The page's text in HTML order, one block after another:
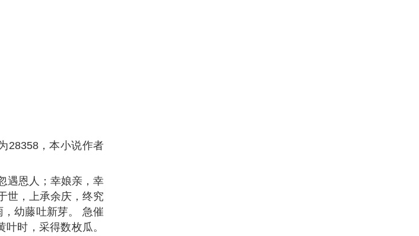
28358，本小说作者
遇恩人；幸娘亲，幸
世，上承余庆，终究
幼藤吐新芽。 急催
时，采得数枚瓜。